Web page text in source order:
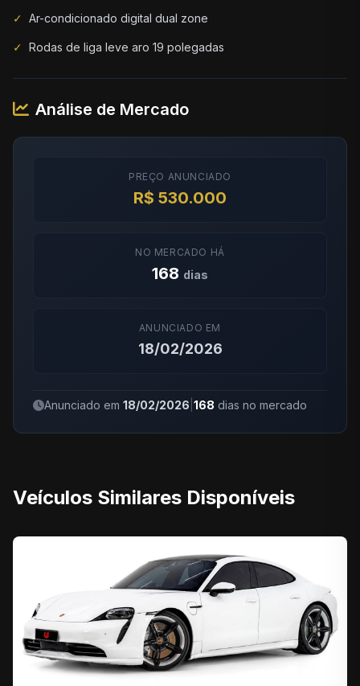
✓ Ar-condicionado digital dual zone
✓ Rodas de liga leve aro 19 polegadas
Análise de Mercado
PREÇO ANUNCIADO
R$ 530.000
NO MERCADO HÁ
168 dias
ANUNCIADO EM
18/02/2026
Anunciado em 18/02/2026 168 dias no mercado
Veículos Similares Disponíveis